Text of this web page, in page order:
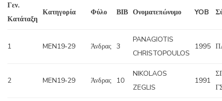
Γεν.
Κατάταξη
Κατηγορία Φύλο ΒΙΒ Ονοματεπώνυμο YOB
1 MEN19‐29 Άνδρας 3
PANAGIOTIS
CHRISTOPOULOS
1995
2 MEN19‐29 Άνδρας 10
NIKOLAOS
ZEGLIS
1991